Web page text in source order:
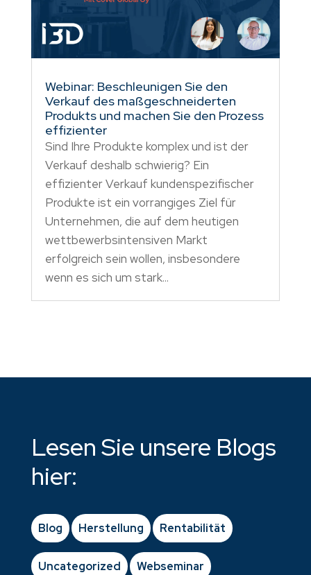
Webinar: Beschleunigen Sie den
Verkauf des maßgeschneiderten
Produkts und machen Sie den Prozess
effizienter
Sind Ihre Produkte komplex und ist der
Verkauf deshalb schwierig? Ein
effizienter Verkauf kundenspezifischer
Produkte ist ein vorrangiges Ziel für
Unternehmen, die auf dem heutigen
wettbewerbsintensiven Markt
erfolgreich sein wollen, insbesondere
wenn es sich um stark...
Lesen Sie unsere Blogs
hier:
Blog Herstellung Rentabilität
Uncategorized Webseminar